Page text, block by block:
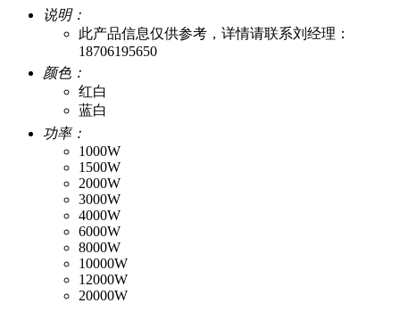
说明：
此产品信息仅供参考，详情请联系刘经理：
18706195650
颜色：
红白
蓝白
功率：
1000W
1500W
2000W
3000W
4000W
6000W
8000W
10000W
12000W
20000W